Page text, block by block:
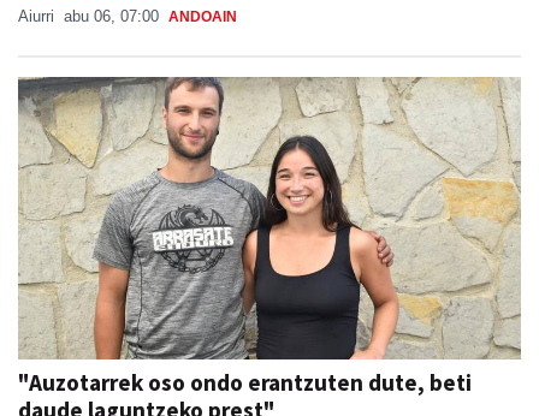
Aiurri abu 06, 07:00 ANDOAIN
"Auzotarrek oso ondo erantzuten dute, beti
daude laguntzeko prest"